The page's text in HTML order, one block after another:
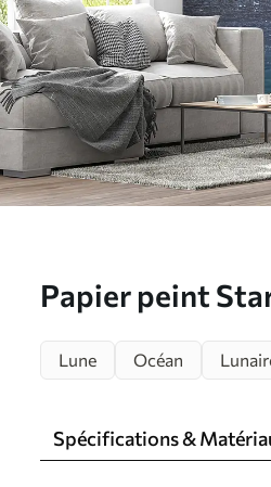
Papier peint
Lune Océan
Spécifications &